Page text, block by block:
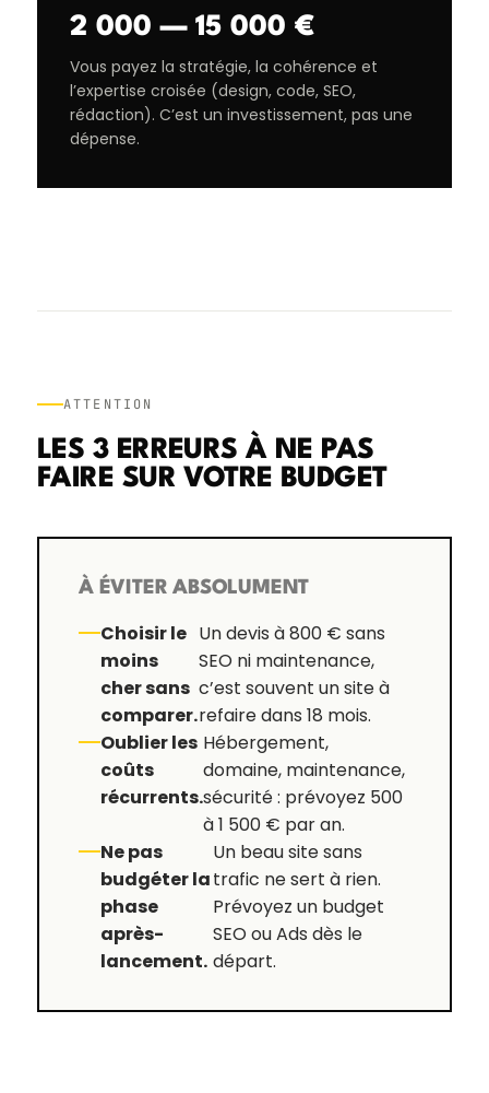
2 000 — 15 000 €
Vous payez la stratégie, la cohérence et
l’expertise croisée (design, code, SEO,
rédaction). C’est un investissement, pas une
dépense.
ATTENTION
LES 3 ERREURS À NE PAS
FAIRE SUR VOTRE BUDGET
À ÉVITER ABSOLUMENT
Choisir le
moins
cher sans
comparer.
Un devis à 800 € sans
SEO ni maintenance,
c’est souvent un site à
refaire dans 18 mois.
Oublier les
coûts
récurrents.
Hébergement,
domaine, maintenance,
sécurité : prévoyez 500
à 1 500 € par an.
Ne pas
budgéter la
phase
après-
lancement.
Un beau site sans
trafic ne sert à rien.
Prévoyez un budget
SEO ou Ads dès le
départ.